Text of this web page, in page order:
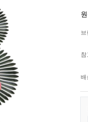
브
참
배